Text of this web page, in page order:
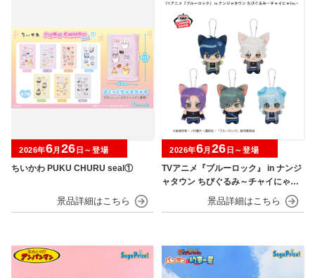
ちいかわ PUKU CHURU seal①
2026年6月 26 日～登場
TVアニメ『ブルーロック』 in ナンジ
ャタウン ちびぐるみ～チャイにゃFe
2026年6月 26 日～登場